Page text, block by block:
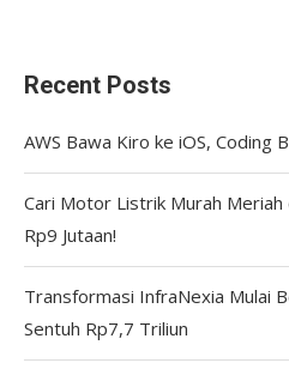
Recent Posts
AWS Bawa Kiro ke iOS, Coding
Cari Motor Listrik Murah Meriah
Rp9 Jutaan!
Transformasi InfraNexia Mulai
Sentuh Rp7,7 Triliun